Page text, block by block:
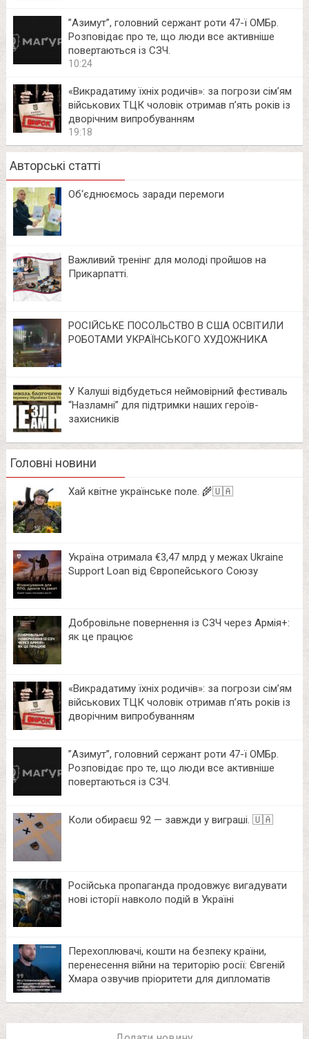
⁨”Азимут”, головний сержант роти 47-ї ОМБр.
Розповідає про те, що люди все активніше
повертаються із СЗЧ.
10:24
«Викрадатиму їхніх родичів»: за погрози сім’ям
військових ТЦК чоловік отримав п’ять років із
дворічним випробуванням
19:18
Авторські статті
Об‘єднюємось заради перемоги
Важливий тренінг для молоді пройшов на
Прикарпатті.
РОСІЙСЬКЕ ПОСОЛЬСТВО В США ОСВІТИЛИ
РОБОТАМИ УКРАЇНСЬКОГО ХУДОЖНИКА
У Калуші відбудеться неймовірний фестиваль
“Назламні” для підтримки наших героїв-
захисників
Головні новини
Хай квітне українське поле. 🌾🇺🇦
Україна отримала €3,47 млрд у межах Ukraine
Support Loan від Європейського Союзу
Добровільне повернення із СЗЧ через Армія+:
як це працює
«Викрадатиму їхніх родичів»: за погрози сім’ям
військових ТЦК чоловік отримав п’ять років із
дворічним випробуванням
⁨”Азимут”, головний сержант роти 47-ї ОМБр.
Розповідає про те, що люди все активніше
повертаються із СЗЧ.
Коли обираєш 92 — завжди у виграші. 🇺🇦
Російська пропаганда продовжує вигадувати
нові історії навколо подій в Україні
Перехоплювачі, кошти на безпеку країни,
перенесення війни на територію росії: Євгеній
Хмара озвучив пріоритети для дипломатів